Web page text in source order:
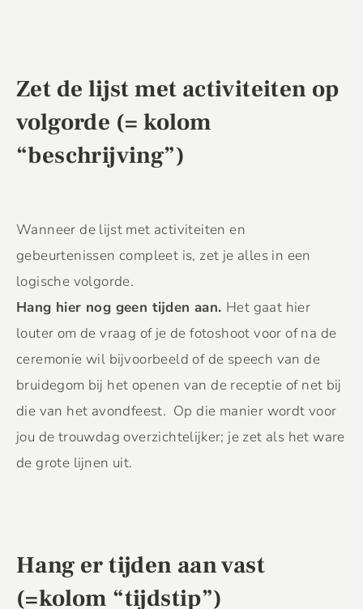
Zet de lijst met activiteiten op
volgorde (= kolom
“beschrijving”)
Wanneer de lijst met activiteiten en
gebeurtenissen compleet is, zet je alles in een
logische volgorde.
Hang hier nog geen tijden aan. Het gaat hier
louter om de vraag of je de fotoshoot voor of na de
ceremonie wil bijvoorbeeld of de speech van de
bruidegom bij het openen van de receptie of net bij
die van het avondfeest. Op die manier wordt voor
jou de trouwdag overzichtelijker; je zet als het ware
de grote lijnen uit.
Hang er tijden aan vast
(=kolom “tijdstip”)